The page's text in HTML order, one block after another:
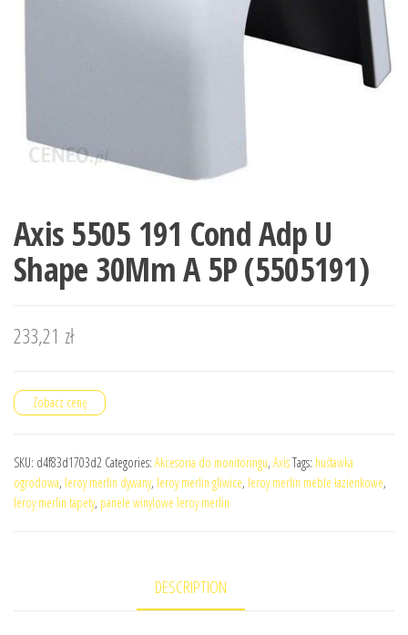
Axis 5505 191 Cond Adp U
Shape 30Mm A 5P (5505191)
233,21 zł
Zobacz cenę
SKU: d4f83d1703d2 Categories: Akcesoria do monitoringu, AxisTags: huśtawka
ogrodowa, leroy merlin dywany, leroy merlin gliwice, leroy merlin meble łazienkowe,
leroy merlin tapety, panele winylowe leroy merlin
DESCRIPTION